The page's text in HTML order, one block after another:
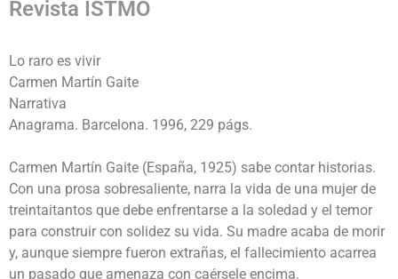
Revista ISTMO
Lo raro es vivir
Carmen Martín Gaite
Narrativa
Anagrama. Barcelona. 1996, 229 págs.
Carmen Martín Gaite (España, 1925) sabe contar historias.
Con una prosa sobresaliente, narra la vida de una mujer de
treintaitantos que debe enfrentarse a la soledad y el temor
para construir con solidez su vida. Su madre acaba de morir
y, aunque siempre fueron extrañas, el fallecimiento acarrea
un pasado que amenaza con caérsele encima.